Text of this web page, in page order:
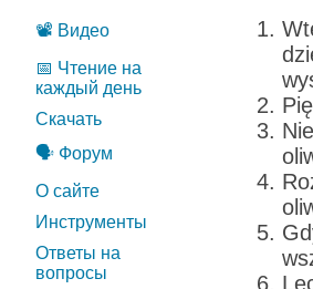
📽️ Видео
📅 Чтение на
каждый день
Скачать
🗣️ Форум
О сайте
Инструменты
Ответы на
вопросы